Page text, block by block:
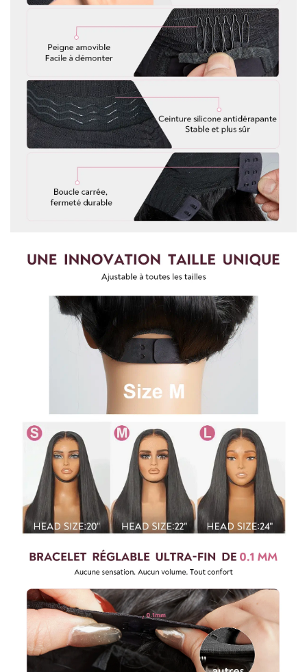
Pour mesurer la longueur d'une perruque droite, partez du
centre du bonnet de perruque ou de la tête et mesurez
jusqu'à la mèche de cheveux la plus longue en bas.
Pour les perruques bouclées et ondulées, vous devez lisser les
cheveux avant de les mesurer. Etirez doucement les cheveux
jusqu'à leur longueur maximale, puis mesurez du haut de la
perruque jusqu'à l'extrémité des cheveux.
Pour toute question, n'hésitez pas à nous contacter :